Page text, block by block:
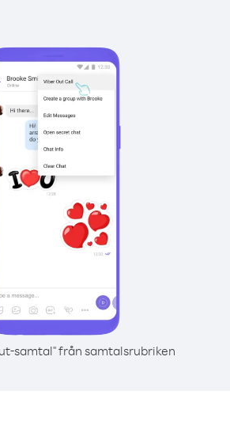
samtal" från samtalsrubriken